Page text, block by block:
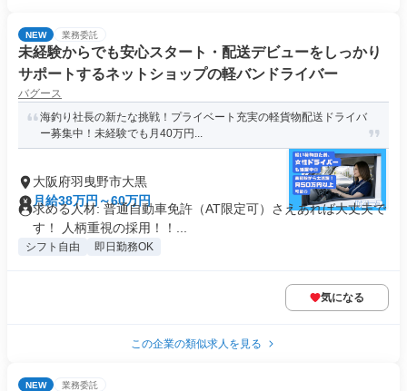
NEW 業務委託
未経験からでも安心スタート・配送デビューをしっかり
サポートするネットショップの軽バンドライバー
バグース
海釣り社長の新たな挑戦！プライベート充実の軽貨物配送ドライバ
ー募集中！未経験でも月40万円...
大阪府羽曳野市大黒
月給38万円～60万円
求める人材: 普通自動車免許（AT限定可）さえあれば大丈夫で
す！ 人柄重視の採用！！...
シフト自由 即日勤務OK
気になる
この企業の類似求人を見る
NEW 業務委託